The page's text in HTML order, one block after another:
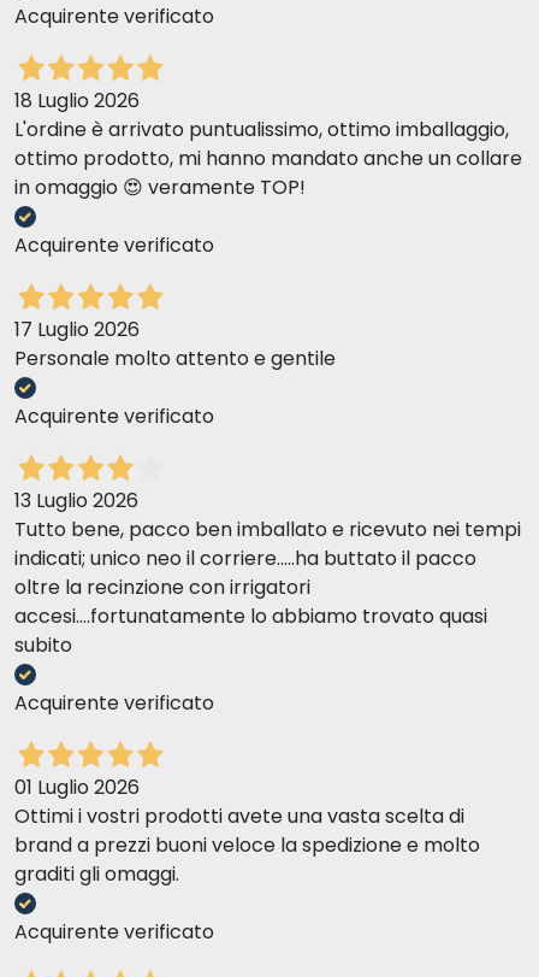
Acquirente verificato
18 Luglio 2026
L'ordine è arrivato puntualissimo, ottimo imballaggio,
ottimo prodotto, mi hanno mandato anche un collare
in omaggio 😍 veramente TOP!
Acquirente verificato
17 Luglio 2026
Personale molto attento e gentile
Acquirente verificato
13 Luglio 2026
Tutto bene, pacco ben imballato e ricevuto nei tempi
indicati; unico neo il corriere.....ha buttato il pacco
oltre la recinzione con irrigatori
accesi....fortunatamente lo abbiamo trovato quasi
subito
Acquirente verificato
01 Luglio 2026
Ottimi i vostri prodotti avete una vasta scelta di
brand a prezzi buoni veloce la spedizione e molto
graditi gli omaggi.
Acquirente verificato